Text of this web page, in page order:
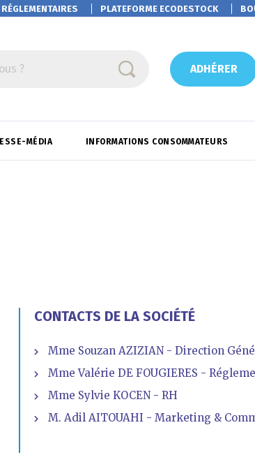
PLATEFORMEECODESTOCK
? ADHÉRER
MÉDIA INFORMATIONS CONSOMMATEURS
CONTACTS DE LA SOCIÉTÉ
Mme Souzan AZIZIAN - Direction
Mme Valérie DE FOUGIERES -
Mme Sylvie KOCEN - RH
M. Adil AITOUAHI - Marketing &